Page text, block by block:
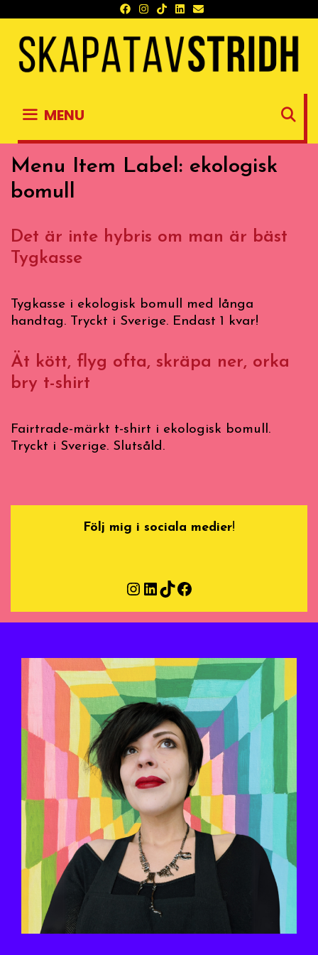
content
MENU
Menu Item Label: ekologisk
bomull
Det är inte hybris om man är bäst
Tygkasse
Tygkasse i ekologisk bomull med långa
handtag. Tryckt i Sverige. Endast 1 kvar!
Ät kött, flyg ofta, skräpa ner, orka
bry t-shirt
Fairtrade-märkt t-shirt i ekologisk bomull.
Tryckt i Sverige. Slutsåld.
Följ mig i sociala medier!
Instagram
LinkedIn
TikTokFacebook